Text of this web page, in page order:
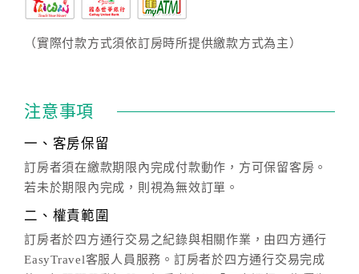
（實際付款方式須依訂房時所提供繳款方式為主）
注意事項
一、客房保留
訂房者須在繳款期限內完成付款動作，方可保留客房。
若未於期限內完成，則視為無效訂單。
二、權責範圍
訂房者於四方通行交易之紀錄與相關作業，由四方通行
EasyTravel客服人員服務。訂房者於四方通行交易完成